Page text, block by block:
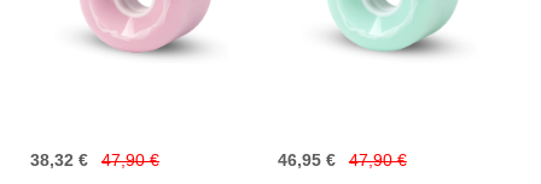
38,32 € 47,90 € 46,95 € 47,90 €